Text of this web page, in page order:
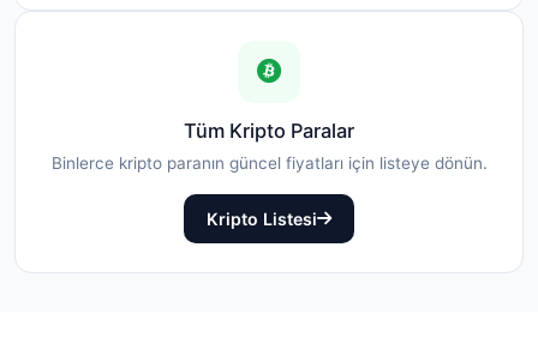
Tüm Kripto Paralar
Binlerce kripto paranın güncel fiyatları için listeye dönün.
Kripto Listesi